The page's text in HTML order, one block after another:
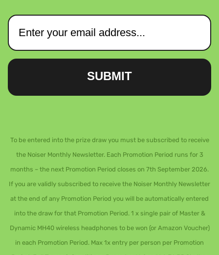
SUBMIT
To be entered into the prize draw you must be subscribed to receive
the Noiser Monthly Newsletter. Each Promotion Period runs for 3
months – the next Promotion Period closes on 7th September 2026.
If you are validly subscribed to receive the Noiser Monthly Newsletter
at the end of any Promotion Period you will be automatically entered
into the draw for that Promotion Period. 1 x single pair of Master &
Dynamic MH40 wireless headphones to be won (or Amazon Voucher)
in each Promotion Period. Max 1x entry per person per Promotion